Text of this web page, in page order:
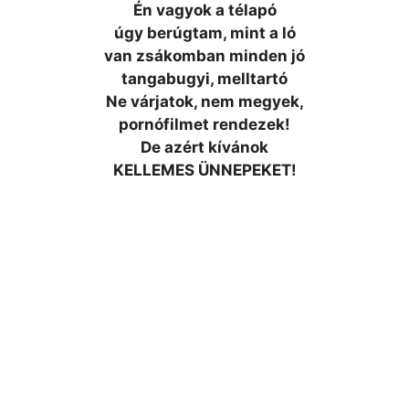
Én vagyok a télapó
úgy berúgtam, mint a ló
van zsákomban minden jó
tangabugyi, melltartó
Ne várjatok, nem megyek,
pornófilmet rendezek!
De azért kívánok
KELLEMES ÜNNEPEKET!